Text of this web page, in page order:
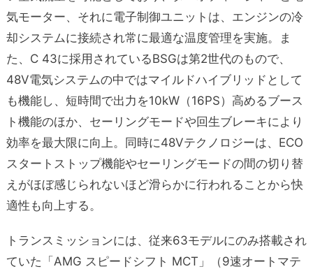
気モーター、それに電子制御ユニットは、エンジンの冷
却システムに接続され常に最適な温度管理を実施。ま
た、C 43に採用されているBSGは第2世代のもので、
48V電気システムの中ではマイルドハイブリッドとして
も機能し、短時間で出力を10kW（16PS）高めるブース
ト機能のほか、セーリングモードや回生ブレーキにより
効率を最大限に向上。同時に48Vテクノロジーは、ECO
スタートストップ機能やセーリングモードの間の切り替
えがほぼ感じられないほど滑らかに行われることから快
適性も向上する。
トランスミッションには、従来63モデルにのみ搭載され
ていた「AMG スピードシフト MCT」（9速オートマテ